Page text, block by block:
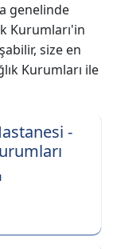
genelinde
Kurumları'in
size en
Kurumları ile
-